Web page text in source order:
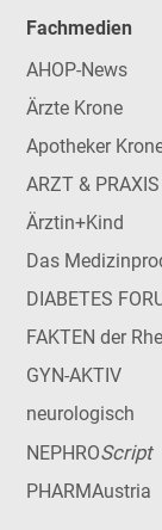
Fachmedien
AHOP-News
Ärzte Krone
Apotheker
ARZT & PRAXIS
Ärztin+Kind
Das
DIABETES
FAKTEN der
GYN-AKTIV
neurologisch
NEPHROScript
PHARMAustria